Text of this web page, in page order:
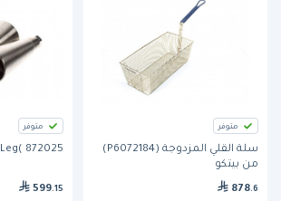
متوفر
سلة القلي المزدوجة (P6072184)
من بيتكو
878.6
متوفر
Leg( 872025)من سكوتسمان
599.15